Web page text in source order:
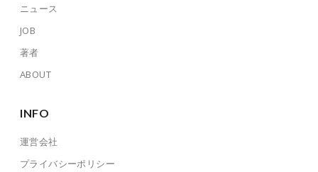
ニュース
JOB
著者
ABOUT
INFO
運営会社
プライバシーポリシー